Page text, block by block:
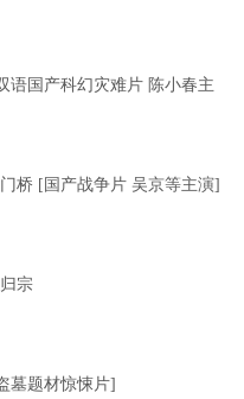
2022年 长津湖之水门桥 [国产战争片 吴京等主演]
宗
[国产盗墓题材惊悚片]